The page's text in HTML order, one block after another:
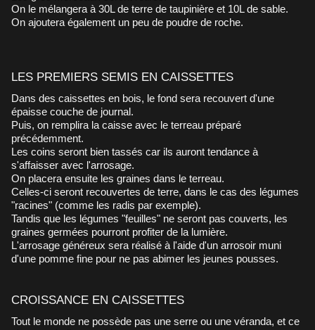
On le mélangera à 30L de terre de taupinière et 10L de sable.
On ajoutera également un peu de poudre de roche.
LES PREMIERS SEMIS EN CAISSETTES
Dans des caissettes en bois, le fond sera recouvert d'une
épaisse couche de journal.
Puis, on remplira la caisse avec le terreau préparé
précédemment.
Les coins seront bien tassés car ils auront tendance à
s'affaisser avec l'arrosage.
On placera ensuite les graines dans le terreau.
Celles-ci seront recouvertes de terre, dans le cas des légumes
"racines" (comme les radis par exemple).
Tandis que les légumes "feuilles" ne seront pas couverts, les
graines germées pourront profiter de la lumière.
L'arrosage généreux sera réalisé à l'aide d'un arrosoir muni
d'une pomme fine pour ne pas abimer les jeunes pousses.
CROISSANCE EN CAISSETTES
Tout le monde ne possède pas une serre ou une véranda, et ce